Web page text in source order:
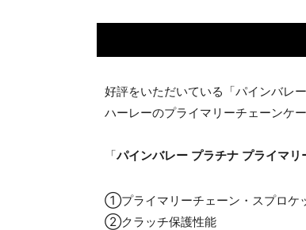
好評をいただいている「パインバレ
ハーレーのプライマリーチェーンケ
「パインバレー プラチナ プライマリ
①プライマリーチェーン・スプロケ
②クラッチ保護性能